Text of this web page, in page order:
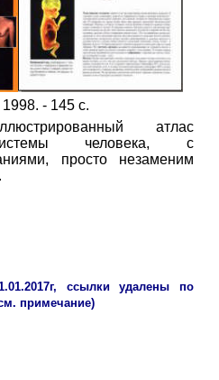
- 145 с.
атлас
человека, с
просто незаменим
.01.2017г, ссылки удалены по
примечание)